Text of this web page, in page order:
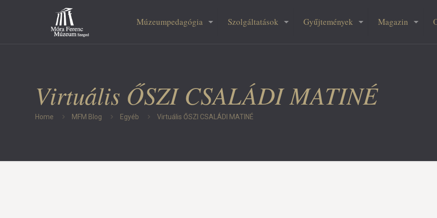
Múzeumpedagógia Szolgáltatások Gyűjtemények Magazin
Virtuális ŐSZI CSALÁDI MATINÉ
Home MFM Blog Egyéb Virtuális ŐSZI CSALÁDI MATINÉ